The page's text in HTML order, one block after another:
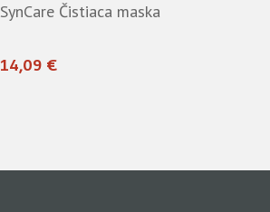
SynCare Čistiaca maska
14,09 €